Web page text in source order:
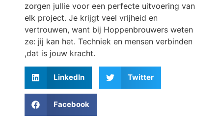
zorgen jullie voor een perfecte uitvoering van
elk project. Je krijgt veel vrijheid en
vertrouwen, want bij Hoppenbrouwers weten
ze: jij kan het. Techniek en mensen verbinden
,dat is jouw kracht.
LinkedIn Twitter
Facebook